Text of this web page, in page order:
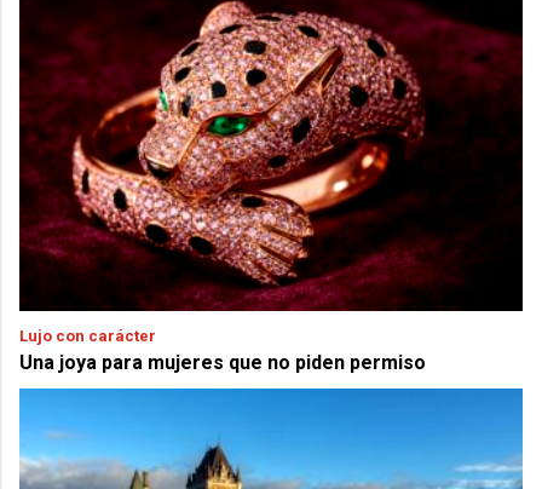
Lujo con carácter
Una joya para mujeres que no piden permiso